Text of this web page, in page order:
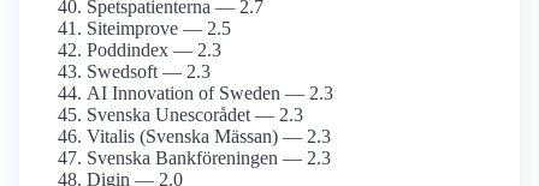
Spetspatienterna — 2.7
Siteimprove — 2.5
Poddindex — 2.3
Swedsoft — 2.3
AI Innovation of Sweden — 2.3
Svenska Unescorådet — 2.3
Vitalis (Svenska Mässan) — 2.3
Svenska Bankföreningen — 2.3
Digin — 2.0